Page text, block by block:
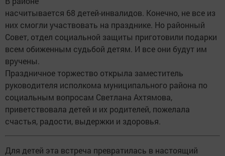
насчитывается 68 детей-инвалидов. Конечно, не все из
них смогли участвовать на празднике. Но районный
Совет, отдел социальной защиты приготовили подарки
всем обиженным судьбой детям. И все они будут им
вручены.
Праздничное торжество открыла заместитель
руководителя исполкома муниципального района по
социальным вопросам Светлана Ахтямова,
приветствовала детей и их родителей, пожелала
счастья, радости, выдержки и здоровья.
Для детей эта встреча превратилась в настоящий